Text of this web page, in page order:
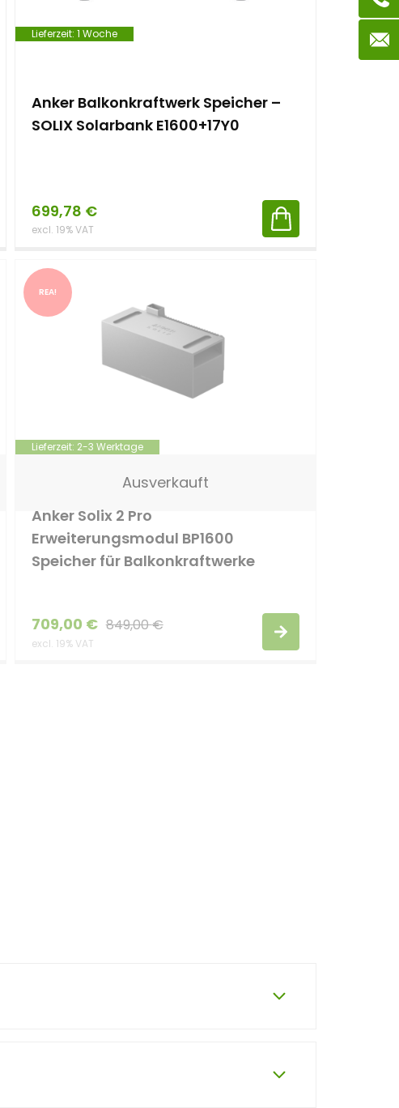
Lieferzeit: 1 Woche
Anker Balkonkraftwerk Speicher –
SOLIX Solarbank E1600+17Y0
699,78 €
excl. 19% VAT
Lieferzeit: 2-3 Werktage
REA!
Ausverkauft
Anker Solix 2 Pro
Erweiterungsmodul BP1600
Speicher für Balkonkraftwerke
709,00 € 849,00€
excl. 19% VAT